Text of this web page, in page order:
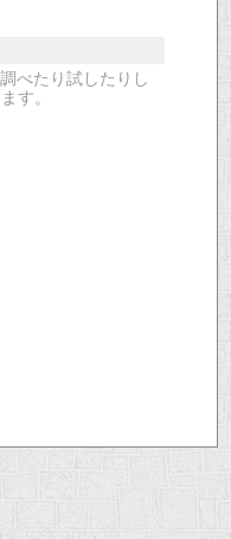
べたり試したりし
す。